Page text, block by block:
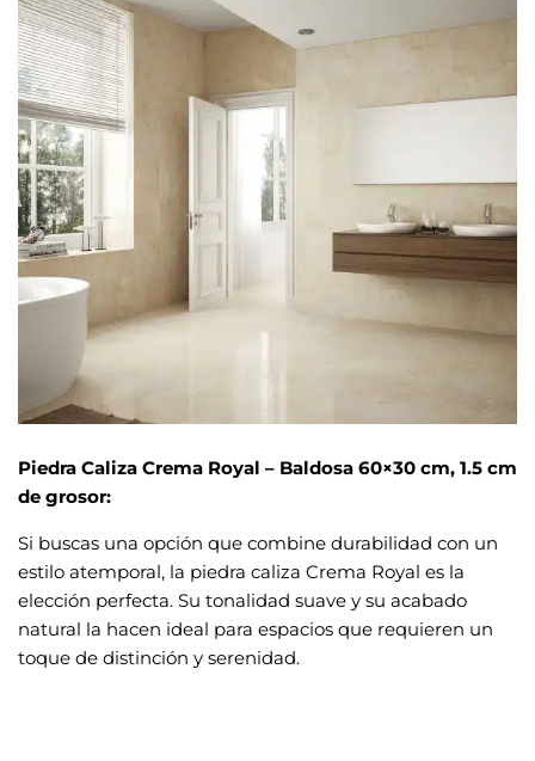
Piedra Caliza Crema Royal – Baldosa 60×30 cm, 1.5 cm
de grosor:
Si buscas una opción que combine durabilidad con un
estilo atemporal, la piedra caliza Crema Royal es la
elección perfecta. Su tonalidad suave y su acabado
natural la hacen ideal para espacios que requieren un
toque de distinción y serenidad.